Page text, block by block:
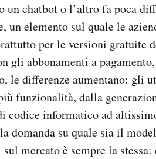
un chatbot o l’altro fa poca
un elemento sul quale le
per le versioni gratuite
gli abbonamenti a pagamento,
le differenze aumentano: gli
funzionalità, dalla
codice informatico ad
domanda su quale sia il
mercato è sempre la stessa: